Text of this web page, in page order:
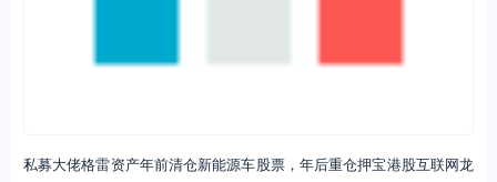
私募大佬格雷资产年前清仓新能源车股票，年后重仓押宝港股互联网龙